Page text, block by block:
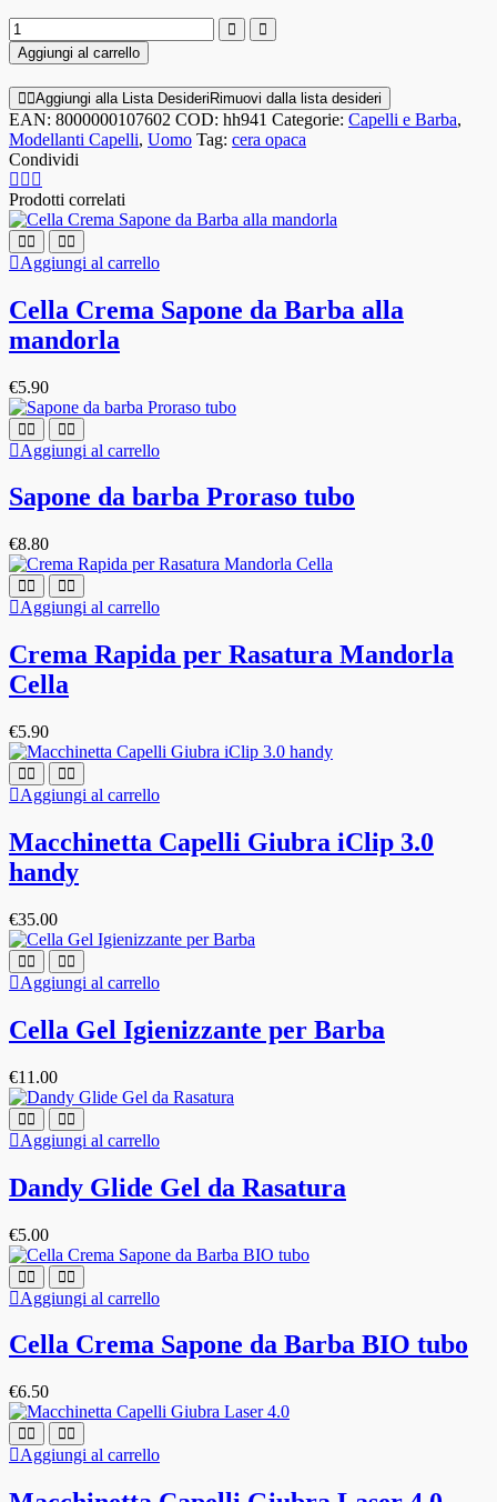
Cera
Wax
Matt
WHISKEY
100ml
quantità
Aggiungi al carrello
Aggiungi alla Lista DesideriRimuovi dalla lista desideri
EAN: 8000000107602 COD: hh941 Categorie: Capelli e Barba,
Modellanti Capelli, Uomo Tag: cera opaca
Condividi
Prodotti correlati
Aggiungi al carrello
Cella Crema Sapone da Barba alla
mandorla
€5.90
Aggiungi al carrello
Sapone da barba Proraso tubo
€8.80
Aggiungi al carrello
Crema Rapida per Rasatura Mandorla
Cella
€5.90
Aggiungi al carrello
Macchinetta Capelli Giubra iClip 3.0
handy
€35.00
Aggiungi al carrello
Cella Gel Igienizzante per Barba
€11.00
Aggiungi al carrello
Dandy Glide Gel da Rasatura
€5.00
Aggiungi al carrello
Cella Crema Sapone da Barba BIO tubo
€6.50
Aggiungi al carrello